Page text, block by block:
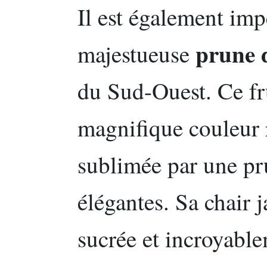
Il est également
majestueuseprune
du Sud-Ouest. Ce
magnifique couleur
sublimée par une
élégantes. Sa chair
sucrée et